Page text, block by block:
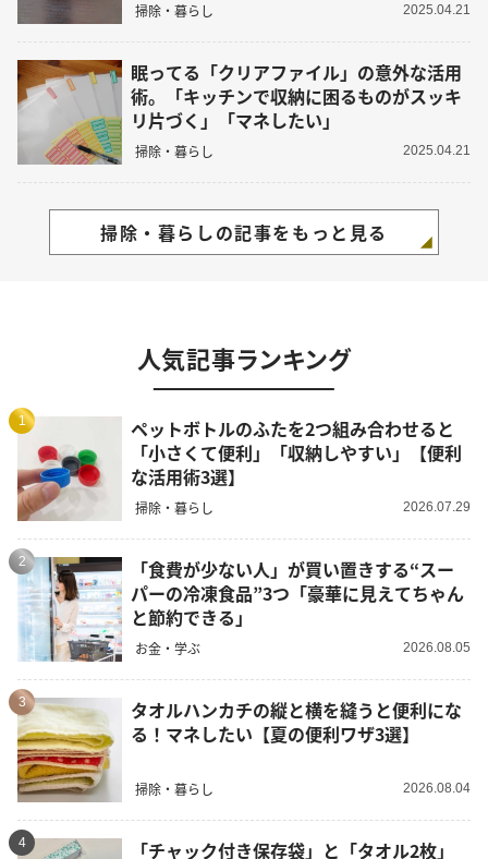
掃除・暮らし 2025.04.21
眠ってる「クリアファイル」の意外な活用
術。「キッチンで収納に困るものがスッキ
リ片づく」「マネしたい」
掃除・暮らし 2025.04.21
掃除・暮らしの記事をもっと見る
人気記事ランキング
1
ペットボトルのふたを2つ組み合わせると
「小さくて便利」「収納しやすい」【便利
な活用術3選】
掃除・暮らし 2026.07.29
2
「食費が少ない人」が買い置きする“スー
パーの冷凍食品”3つ「豪華に見えてちゃん
と節約できる」
お金・学ぶ 2026.08.05
3
タオルハンカチの縦と横を縫うと便利にな
る！マネしたい【夏の便利ワザ3選】
掃除・暮らし 2026.08.04
4
「チャック付き保存袋」と「タオル2枚」